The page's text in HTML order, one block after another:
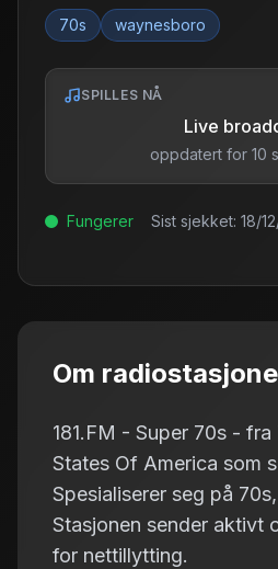
70s waynesboro
SPILLES NÅ
Live
oppdatert for 10
Fungerer Sist sjekket: 18/
Om
181.FM - Super 70s -
States Of America som
Spesialiserer seg på
Stasjonen sender aktivt
for nettillytting.